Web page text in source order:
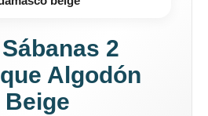
2
Algodón